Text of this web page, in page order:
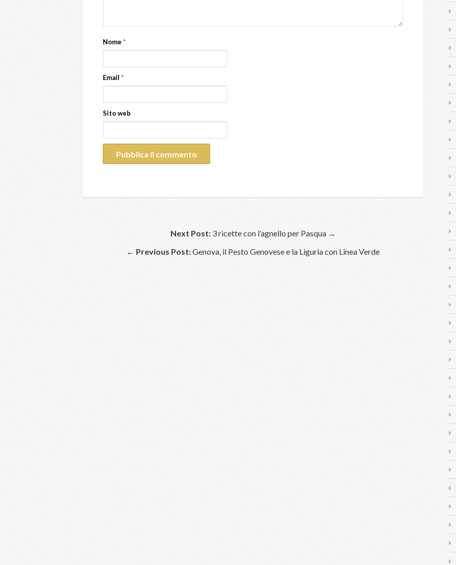
Nome *
Email *
Sito web
Next Post:3 ricette con l’agnello per Pasqua →
← Previous Post:Genova, il Pesto Genovese e la Liguria con Linea Verde